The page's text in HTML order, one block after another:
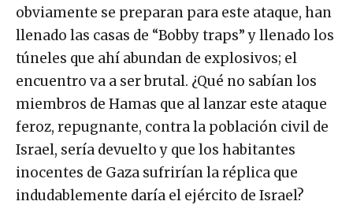
obviamente se preparan para este ataque, han
llenado las casas de “Bobby traps” y llenado los
túneles que ahí abundan de explosivos; el
encuentro va a ser brutal. ¿Qué no sabían los
miembros de Hamas que al lanzar este ataque
feroz, repugnante, contra la población civil de
Israel, sería devuelto y que los habitantes
inocentes de Gaza sufrirían la réplica que
indudablemente daría el ejército de Israel?